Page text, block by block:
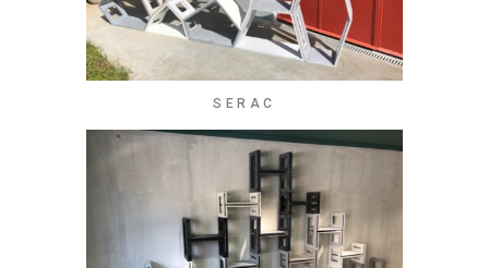
SERAC